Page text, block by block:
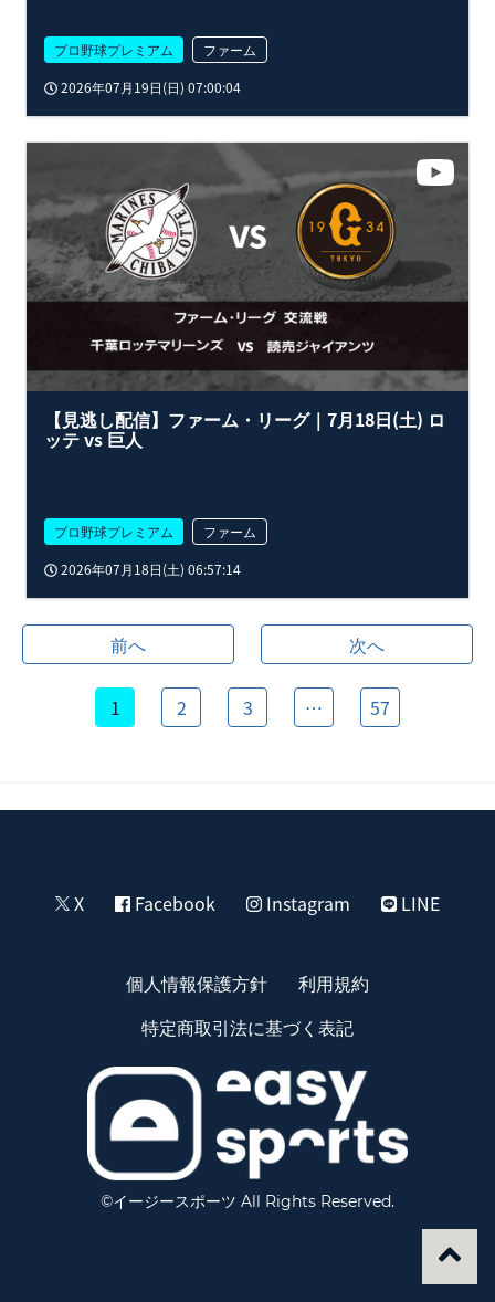
プロ野球プレミアム
ファーム
2026年07月19日(日) 07:00:04
【見逃し配信】ファーム・リーグ｜7月18日(土) ロ
ッテ vs 巨人
プロ野球プレミアム
ファーム
2026年07月18日(土) 06:57:14
前へ 次へ
1 2 3 … 57
X Facebook Instagram LINE
個人情報保護方針
利用規約
特定商取引法に基づく表記
©イージースポーツ All Rights Reserved.